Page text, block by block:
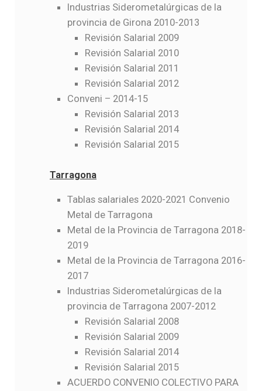
Industrias Siderometalúrgicas de la
provincia de Girona 2010-2013
Revisión Salarial 2009
Revisión Salarial 2010
Revisión Salarial 2011
Revisión Salarial 2012
Conveni – 2014-15
Revisión Salarial 2013
Revisión Salarial 2014
Revisión Salarial 2015
Tarragona
Tablas salariales 2020-2021 Convenio
Metal de Tarragona
Metal de la Provincia de Tarragona 2018-
2019
Metal de la Provincia de Tarragona 2016-
2017
Industrias Siderometalúrgicas de la
provincia de Tarragona 2007-2012
Revisión Salarial 2008
Revisión Salarial 2009
Revisión Salarial 2014
Revisión Salarial 2015
ACUERDO CONVENIO COLECTIVO PARA